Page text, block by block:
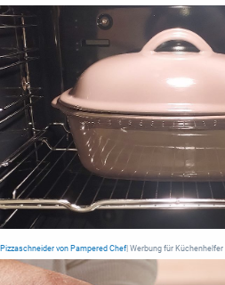
Pizzaschneider von Pampered Chef | Werbung für Küchenhelfer